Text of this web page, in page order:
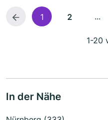
1 2 ...
1-20
In der Nähe